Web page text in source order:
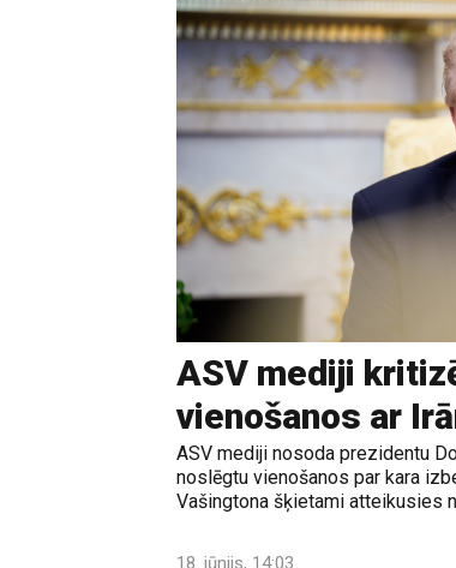
ASV mediji
vienošanos ar
ASV mediji nosoda prezidentu
noslēgtu vienošanos par kara
Vašingtona šķietami atteikusies
18. jūnijs, 14:03